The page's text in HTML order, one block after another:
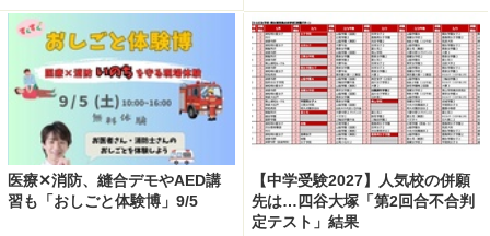
医療✕消防、縫合デモやAED講
習も「おしごと体験博」9/5
【中学受験2027】人気校の併願
先は…四谷大塚「第2回合不合判
定テスト」結果